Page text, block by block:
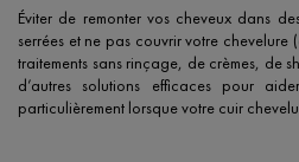
Éviter de remonter vos cheveux dans
serrées et ne pas couvrir votre chevelure
traitements sans rinçage, de crèmes, de
d’autres solutions efficaces pour
particulièrement lorsque votre cuir chevelu